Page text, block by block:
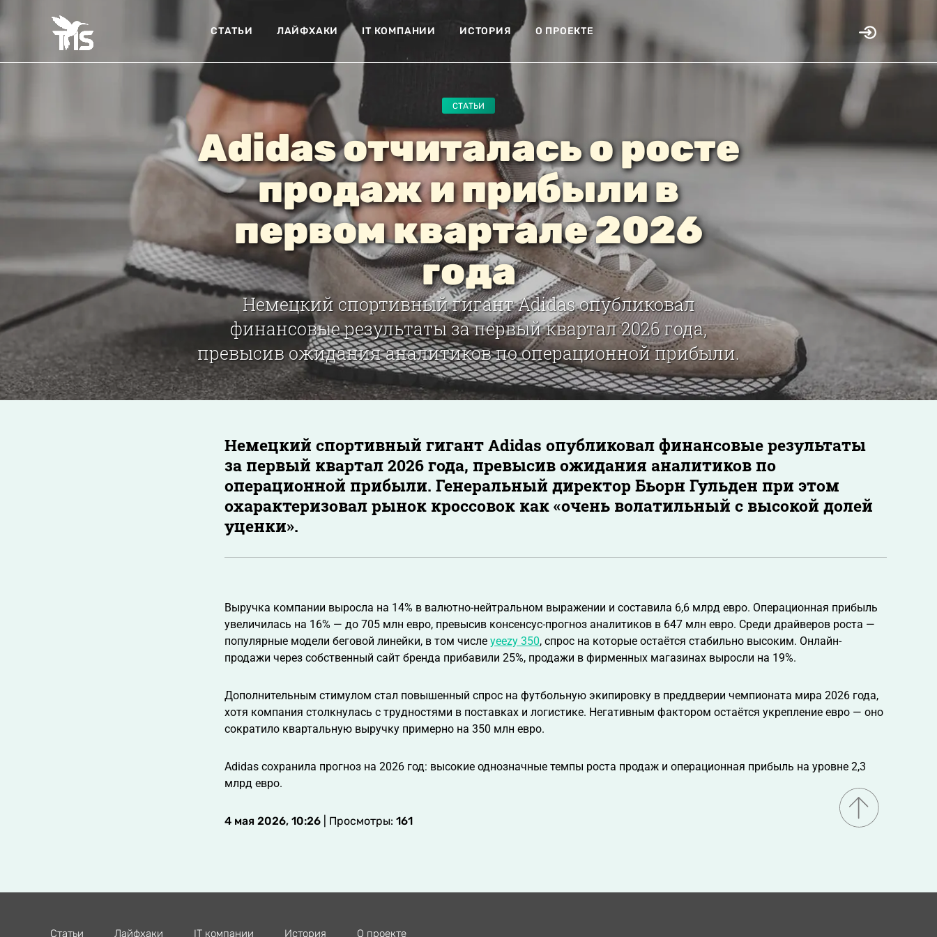
СТАТЬИ ЛАЙФХАКИ IT КОМПАНИИ ИСТОРИЯ О ПРОЕКТЕ
СТАТЬИ
Adidas отчиталась о росте
продаж и прибыли в
первом квартале 2026
года
Немецкий спортивный гигант Adidas опубликовал
финансовые результаты за первый квартал 2026 года,
превысив ожидания аналитиков по операционной прибыли.
Немецкий спортивный гигант Adidas опубликовал финансовые результаты
за первый квартал 2026 года, превысив ожидания аналитиков по
операционной прибыли. Генеральный директор Бьорн Гульден при этом
охарактеризовал рынок кроссовок как «очень волатильный с высокой долей
уценки».
Выручка компании выросла на 14% в валютно-нейтральном выражении и составила 6,6 млрд евро. Операционная прибыль
увеличилась на 16% — до 705 млн евро, превысив консенсус-прогноз аналитиков в 647 млн евро. Среди драйверов роста —
популярные модели беговой линейки, в том числе yeezy 350, спрос на которые остаётся стабильно высоким. Онлайн-
продажи через собственный сайт бренда прибавили 25%, продажи в фирменных магазинах выросли на 19%.
Дополнительным стимулом стал повышенный спрос на футбольную экипировку в преддверии чемпионата мира 2026 года,
хотя компания столкнулась с трудностями в поставках и логистике. Негативным фактором остаётся укрепление евро — оно
сократило квартальную выручку примерно на 350 млн евро.
Adidas сохранила прогноз на 2026 год: высокие однозначные темпы роста продаж и операционная прибыль на уровне 2,3
млрд евро.
4 мая 2026, 10:26 | Просмотры: 161
Статьи Лайфхаки IT компании История О проекте